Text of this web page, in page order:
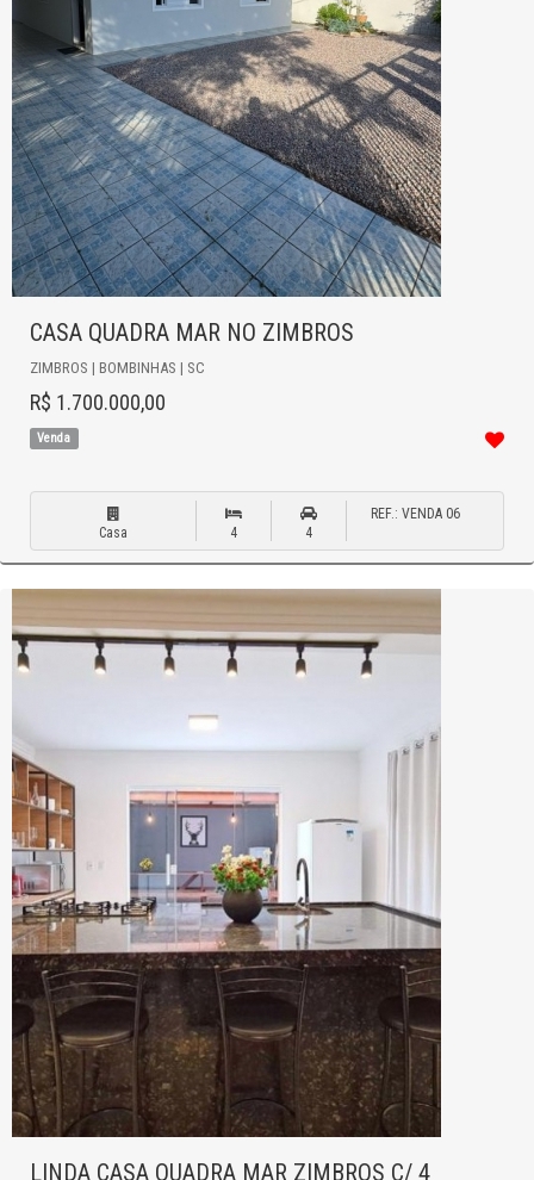
CASA QUADRA MAR NO ZIMBROS
ZIMBROS | BOMBINHAS | SC
R$ 1.700.000,00
Venda
Casa 4 4
REF.: VENDA 06
LINDA CASA QUADRA MAR ZIMBROS C/ 4